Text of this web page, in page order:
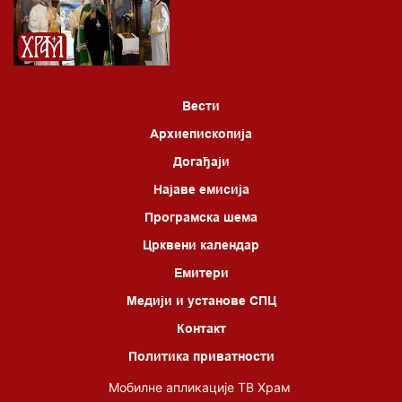
06.00 Црквена предавања и трибине
Вести
Архиепископија
Догађаји
Најаве емисија
Програмска шема
Црквени календар
Емитери
Медији и установе СПЦ
Контакт
Политика приватности
Мобилне апликације ТВ Храм